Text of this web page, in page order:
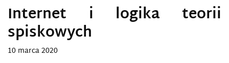
Internet i logika teorii
spiskowych
10 marca 2020